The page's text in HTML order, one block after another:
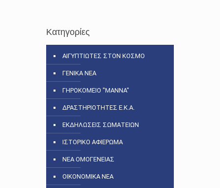
Κατηγορίες
ΑΙΓΥΠΤΙΩΤΕΣ ΣΤΟΝ ΚΟΣΜΟ
ΓΕΝΙΚΑ ΝΕΑ
ΓΗΡΟΚΟΜΕΙΟ "ΜΑΝΝΑ"
ΔΡΑΣΤΗΡΙΟΤΗΤΕΣ Ε.Κ.Α.
ΕΚΔΗΛΩΣΕΙΣ ΣΩΜΑΤΕΙΩΝ
ΙΣΤΟΡΙΚΟ ΑΦΙΕΡΩΜΑ
ΝΕΑ ΟΜΟΓΕΝΕΙΑΣ
ΟΙΚΟΝΟΜΙΚΑ ΝΕΑ